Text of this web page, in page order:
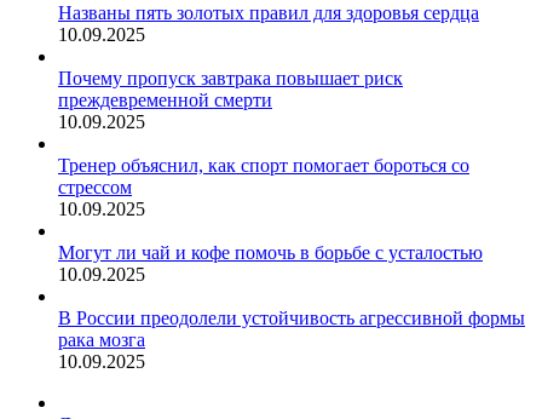
Названы пять золотых правил для здоровья сердца
10.09.2025
Почему пропуск завтрака повышает риск
преждевременной смерти
10.09.2025
Тренер объяснил, как спорт помогает бороться со
стрессом
10.09.2025
Могут ли чай и кофе помочь в борьбе с усталостью
10.09.2025
В России преодолели устойчивость агрессивной формы
рака мозга
10.09.2025